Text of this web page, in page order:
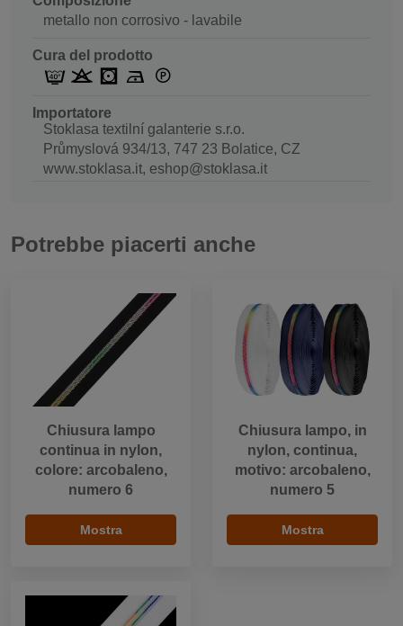
metallo non corrosivo - lavabile
Cura del prodotto
Importatore
Stoklasa textilní galanterie s.r.o.
Průmyslová 934/13, 747 23 Bolatice, CZ
www.stoklasa.it, eshop@stoklasa.it
Potrebbe piacerti anche
Chiusura lampo
continua in nylon,
colore: arcobaleno,
numero 6
Mostra
Chiusura lampo, in
nylon, continua,
motivo: arcobaleno,
numero 5
Mostra